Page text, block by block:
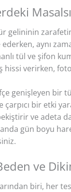
gelininin
aynı
tül ve şifon
verirken,
genişleyen
bir etki
ve adeta
gün boyu
ve
biri, her